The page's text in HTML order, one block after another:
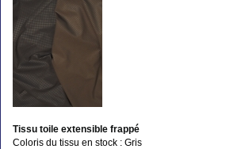
Tissu toile extensible frappé
Coloris du tissu en stock : Gris